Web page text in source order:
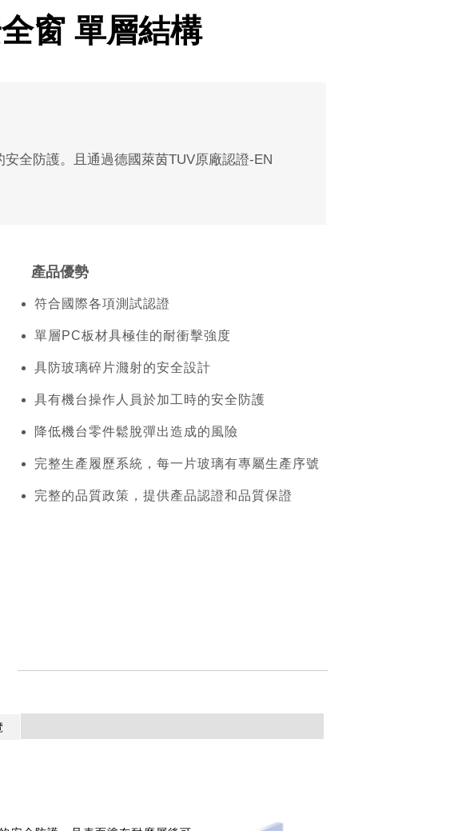
窗 單層結構
全防護。且通過德國萊茵TUV原廠認證-EN
產品優勢
符合國際各項測試認證
單層PC板材具極佳的耐衝擊強度
具防玻璃碎片濺射的安全設計
具有機台操作人員於加工時的安全防護
降低機台零件鬆脫彈出造成的風險
完整生產履歷系統，每一片玻璃有專屬生產序號
完整的品質政策，提供產品認證和品質保證